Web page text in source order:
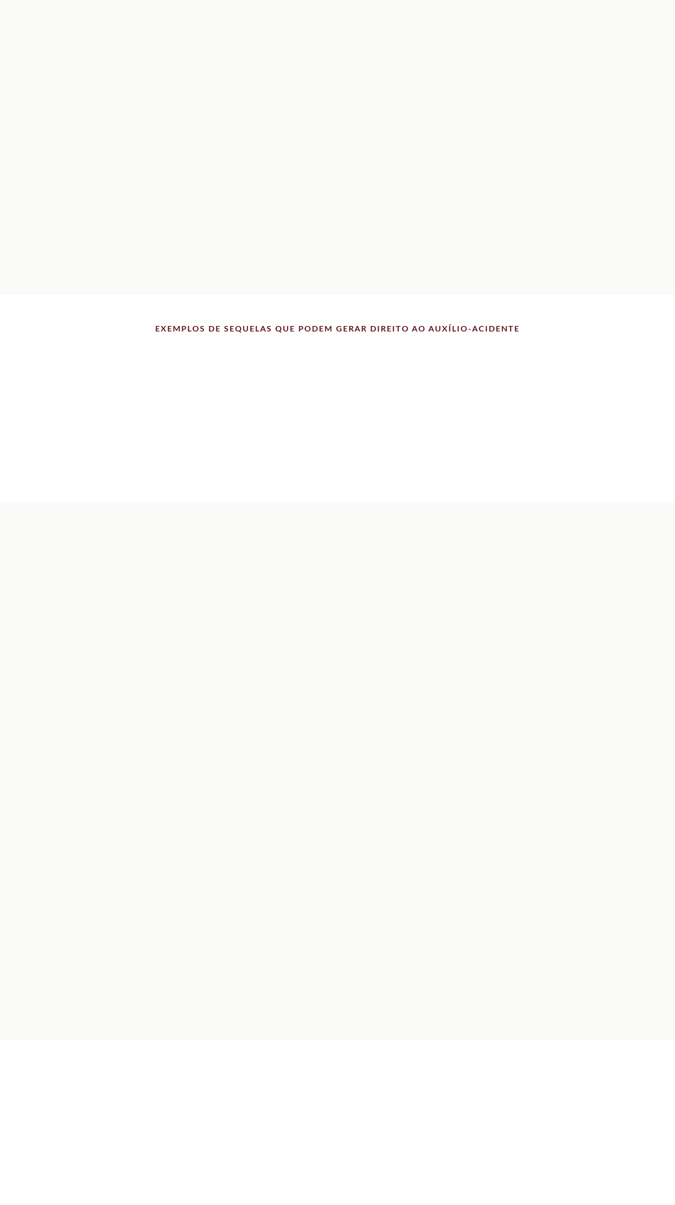
EXEMPLOS DE SEQUELAS QUE PODEM GERAR DIREITO AO AUXÍLIO-ACIDENTE